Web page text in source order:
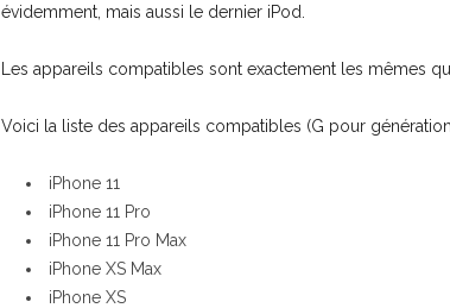
évidemment, mais aussi le dernier iPod.
Les appareils compatibles sont exactement les mêmes
Voici la liste des appareils compatibles (G pour
iPhone 11
iPhone 11 Pro
iPhone 11 Pro Max
iPhone XS Max
iPhone XS